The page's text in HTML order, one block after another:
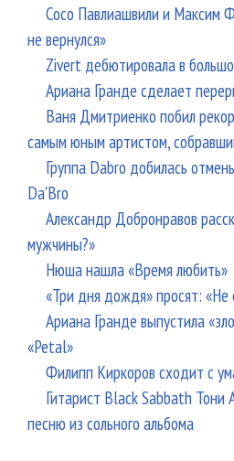
Сосо Павлиашвили и Максим
не вернулся»
Zivert дебютировала в
Ариана Гранде сделает
Ваня Дмитриенко побил
самым юным артистом,
Группа Dabro добилась
Da'Bro
Александр Добронравов
мужчины?»
Нюша нашла «Время любить»
«Три дня дождя» просят: «Не
Ариана Гранде выпустила
«Petal»
Филипп Киркоров сходит с
Гитарист Black Sabbath Тони
песню из сольного альбома